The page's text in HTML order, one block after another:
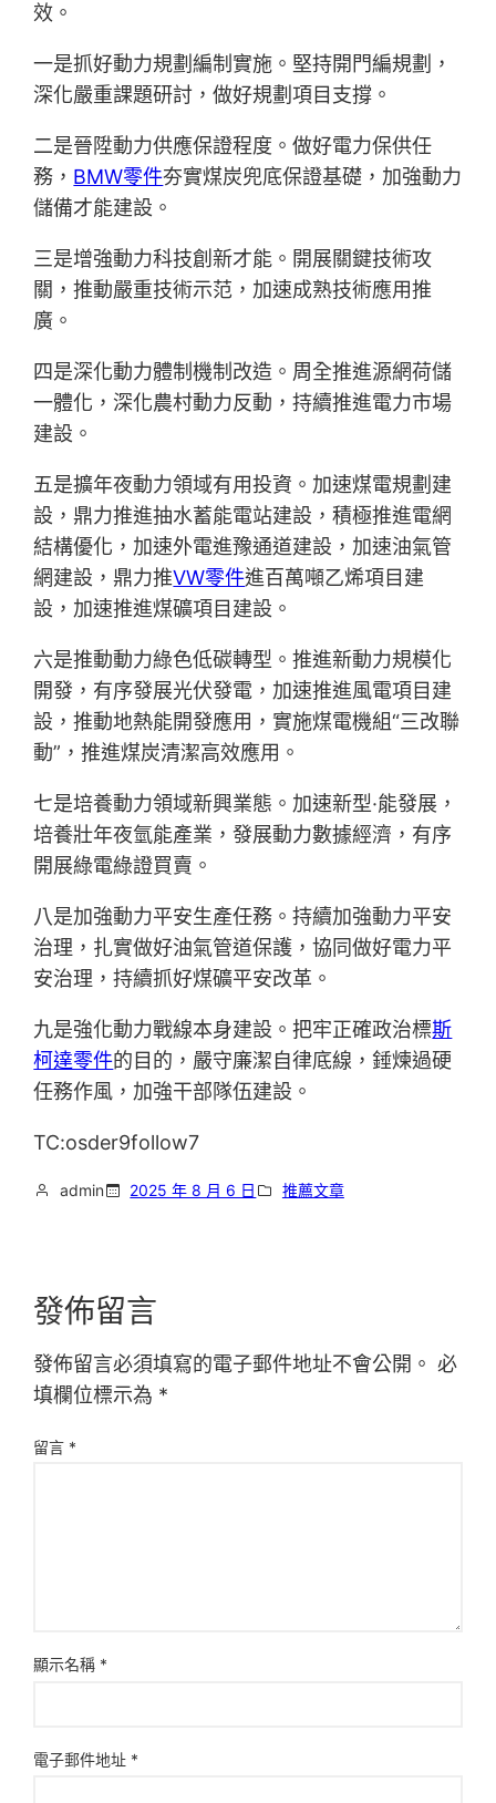
效。
一是抓好動力規劃編制實施。堅持開門編規劃，
深化嚴重課題研討，做好規劃項目支撐。
二是晉陞動力供應保證程度。做好電力保供任
務， BMW零件夯實煤炭兜底保證基礎，加強動力
儲備才能建設。
三是增強動力科技創新才能。開展關鍵技術攻
關，推動嚴重技術示范，加速成熟技術應用推
廣。
四是深化動力體制機制改造。周全推進源網荷儲
一體化，深化農村動力反動，持續推進電力市場
建設。
五是擴年夜動力領域有用投資。加速煤電規劃建
設，鼎力推進抽水蓄能電站建設，積極推進電網
結構優化，加速外電進豫通道建設，加速油氣管
網建設，鼎力推VW零件進百萬噸乙烯項目建
設，加速推進煤礦項目建設。
六是推動動力綠色低碳轉型。推進新動力規模化
開發，有序發展光伏發電，加速推進風電項目建
設，推動地熱能開發應用，實施煤電機組“三改聯
動”，推進煤炭清潔高效應用。
七是培養動力領域新興業態。加速新型·能發展，
培養壯年夜氫能產業，發展動力數據經濟，有序
開展綠電綠證買賣。
八是加強動力平安生產任務。持續加強動力平安
治理，扎實做好油氣管道保護，協同做好電力平
安治理，持續抓好煤礦平安改革。
九是強化動力戰線本身建設。把牢正確政治標斯
柯達零件的目的，嚴守廉潔自律底線，錘煉過硬
任務作風，加強干部隊伍建設。
TC:osder9follow7
admin 2025 年 8 月 6 日 推薦文章
發佈留言
發佈留言必須填寫的電子郵件地址不會公開。 必
填欄位標示為 *
留言 *
顯示名稱 *
電子郵件地址 *